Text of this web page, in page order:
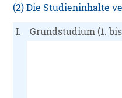
(2) Die Studieninhalte
I.
Grundstudium (1.